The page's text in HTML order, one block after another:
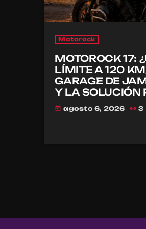
Motorock
MOTOROCK 17:
LÍMITE A 120
GARAGE DE
Y LA SOLUCIÓN
CASCO?
today agosto 6, 2026 3